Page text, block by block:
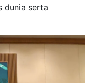
dunia serta